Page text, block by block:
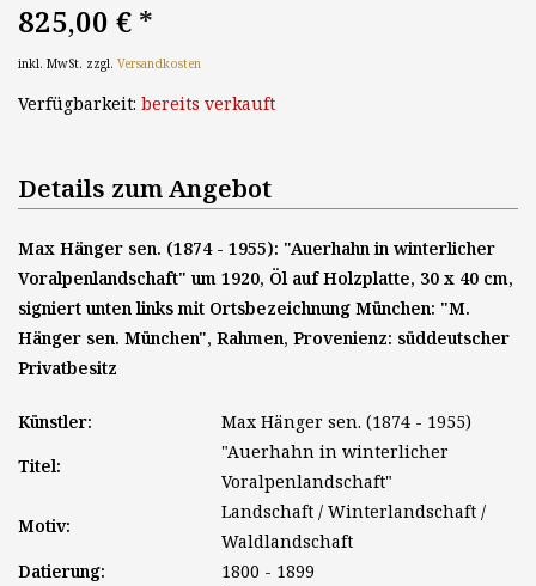
825,00 € *
inkl. MwSt. zzgl. Versandkosten
Verfügbarkeit: bereits verkauft
Details zum Angebot
Max Hänger sen. (1874 - 1955): "Auerhahn in winterlicher
Voralpenlandschaft" um 1920, Öl auf Holzplatte, 30 x 40 cm,
signiert unten links mit Ortsbezeichnung München: "M.
Hänger sen. München", Rahmen, Provenienz: süddeutscher
Privatbesitz
Künstler:
Max Hänger sen. (1874 - 1955)
Titel:
"Auerhahn in winterlicher
Voralpenlandschaft"
Motiv:
Landschaft / Winterlandschaft /
Waldlandschaft
Datierung:
1800 - 1899